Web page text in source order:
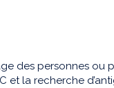
des personnes ou
C et la recherche